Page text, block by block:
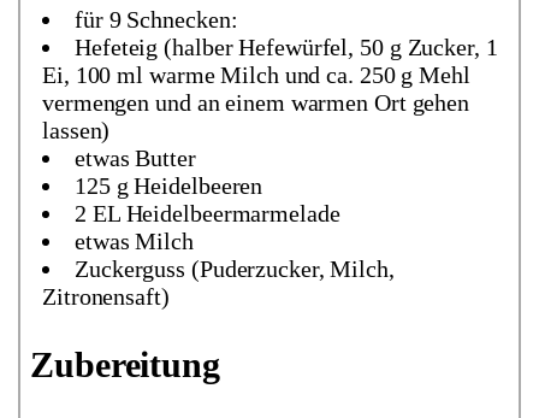
für 9 Schnecken:
Hefeteig (halber Hefewürfel, 50 g Zucker, 1
Ei, 100 ml warme Milch und ca. 250 g Mehl
vermengen und an einem warmen Ort gehen
lassen)
etwas Butter
125 g Heidelbeeren
2 EL Heidelbeermarmelade
etwas Milch
Zuckerguss (Puderzucker, Milch,
Zitronensaft)
Zubereitung